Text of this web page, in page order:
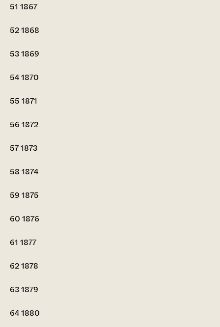
51 1867
521868
531869
541870
55 1871
56 1872
571873
58 1874
59 1875
60 1876
61 1877
621878
631879
641880